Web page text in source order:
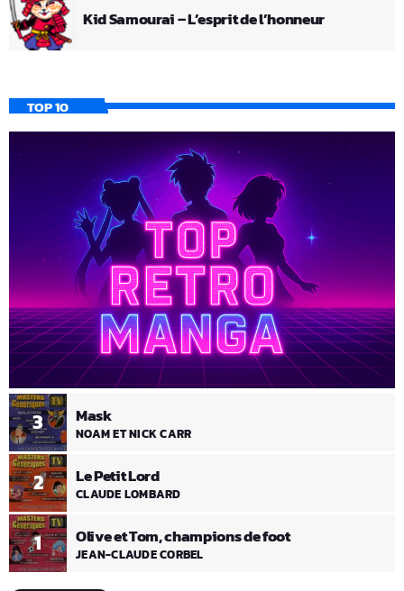
Kid Samourai – L’esprit de l’honneur
TOP 10
1 Olive et Tom, champions de foot
JEAN-CLAUDE CORBEL
2 Le Petit Lord
CLAUDE LOMBARD
3 Mask
NOAM ET NICK CARR